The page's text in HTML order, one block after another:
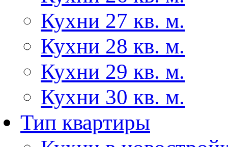
Кухни 27 кв. м.
Кухни 28 кв. м.
Кухни 29 кв. м.
Кухни 30 кв. м.
Тип квартиры